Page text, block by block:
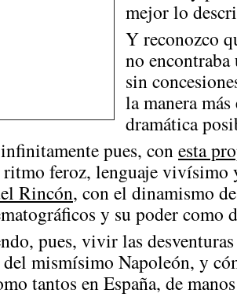
mejor lo
Y reconozco
no encontraba
sin
la manera
dramática
pues, conesta
ritmo feroz, lenguaje vivísimo
Rincón, con el dinamismo
y su poder como
pues, vivir las
del mismísimo Napoleón, y
tantos en España, de